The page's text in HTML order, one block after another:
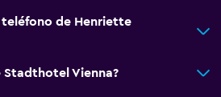
teléfono de Henriette
Vienna?